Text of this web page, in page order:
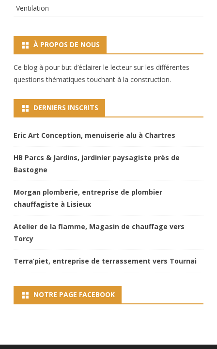
Ventilation
À PROPOS DE NOUS
Ce blog à pour but d’éclairer le lecteur sur les différentes
questions thématiques touchant à la construction.
DERNIERS INSCRITS
Eric Art Conception, menuiserie alu à Chartres
HB Parcs & Jardins, jardinier paysagiste près de
Bastogne
Morgan plomberie, entreprise de plombier
chauffagiste à Lisieux
Atelier de la flamme, Magasin de chauffage vers
Torcy
Terra’piet, entreprise de terrassement vers Tournai
NOTRE PAGE FACEBOOK